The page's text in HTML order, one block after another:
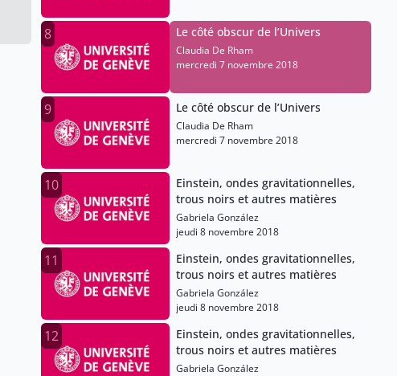
8 Le côté obscur de l’Univers
Claudia De Rham
mercredi 7 novembre 2018
9 Le côté obscur de l’Univers
Claudia De Rham
mercredi 7 novembre 2018
10
Einstein, ondes gravitationnelles,
trous noirs et autres matières
Gabriela González
jeudi 8 novembre 2018
11
Einstein, ondes gravitationnelles,
trous noirs et autres matières
Gabriela González
jeudi 8 novembre 2018
12
Einstein, ondes gravitationnelles,
trous noirs et autres matières
Gabriela González